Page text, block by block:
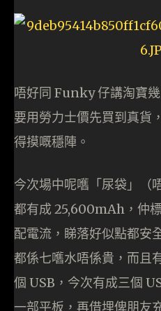
唔好同 Funky 仔講淘寶
要用勞力士價先買到真貨
得摸嘅穩陣。
今次場中呢嚿「尿袋」（
都有成 25,600mAh，仲
配電流，睇落好似點都安
都係七嚿水唔係貴，而且
個 USB，今次有成三個
一部平板，再借埋俾朋友